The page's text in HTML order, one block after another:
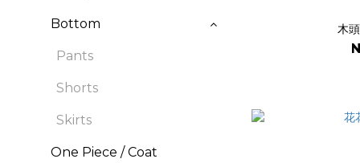
Bottom
Pants
Shorts
Skirts
One Piece / Coat
木